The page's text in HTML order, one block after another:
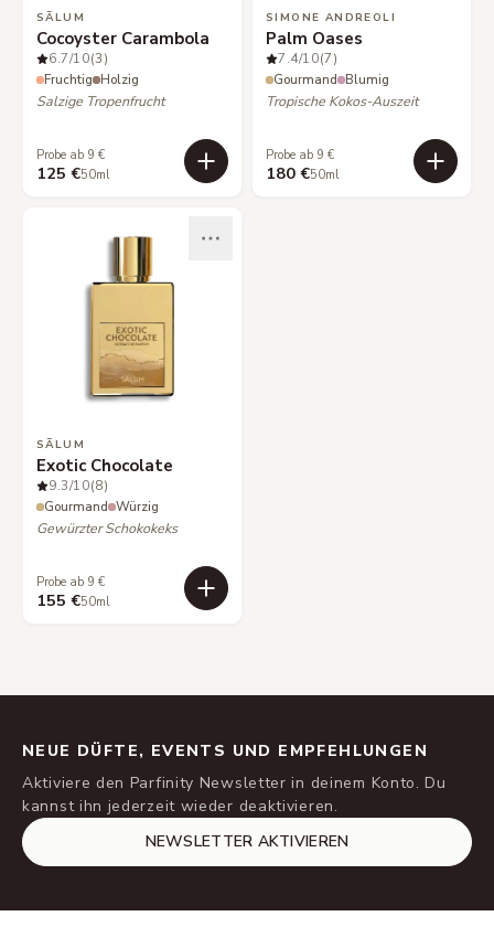
SÃLUM
Cocoyster Carambola
6.7/10(3)
Fruchtig Holzig
Salzige Tropenfrucht
Probe ab 9 €
125 €50ml
SIMONE ANDREOLI
Palm Oases
7.4/10(7)
Gourmand Blumig
Tropische Kokos-Auszeit
Probe ab 9 €
180 €50ml
SÃLUM
Exotic Chocolate
9.3/10(8)
Gourmand Würzig
Gewürzter Schokokeks
Probe ab 9 €
155 €50ml
NEUE DÜFTE, EVENTS UND EMPFEHLUNGEN
Aktiviere den Parfinity Newsletter in deinem Konto. Du
kannst ihn jederzeit wieder deaktivieren.
NEWSLETTER AKTIVIEREN